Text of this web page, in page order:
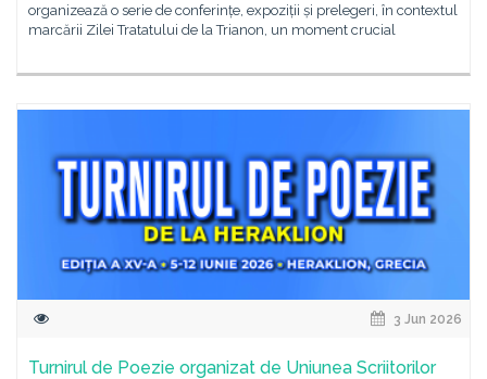
organizează o serie de conferințe, expoziții și prelegeri, în contextul
marcării Zilei Tratatului de la Trianon, un moment crucial
3 Jun 2026
Turnirul de Poezie organizat de Uniunea Scriitorilor